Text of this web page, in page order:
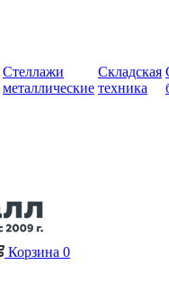
Стеллажи
металлические
Складская
техника
Корзина 0